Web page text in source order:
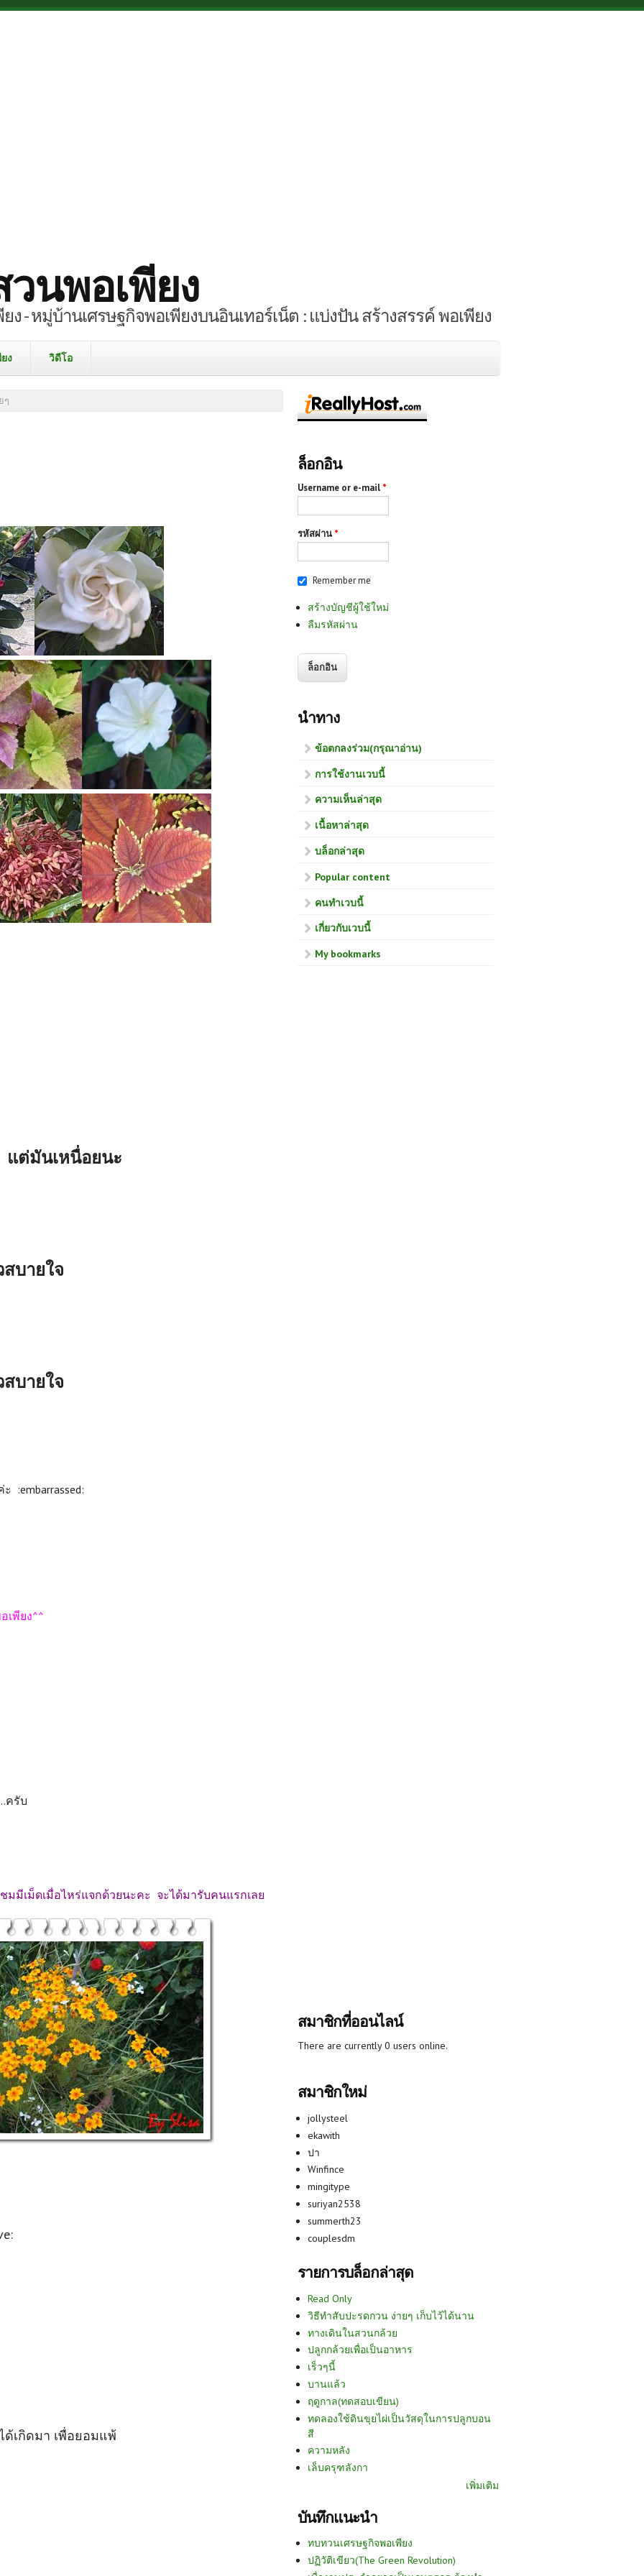
นพอเพียง
ง - หมู่บ้านเศรษฐกิจพอเพียงบนอินเทอร์เน็ต : แบ่งปัน สร้างสรรค์ พอเพียง
ง วิดีโอ
ๆ
ต่มันเหนื่อยนะ
บายใจ
บายใจ
:embarrassed:
เพียง^^
ครับ
มมีเม็ดเมื่อไหร่แจกด้วยนะคะ จะได้มารับคนแรกเลย
ด้เกิดมา เพื่อยอมแพ้
ล็อกอิน
Username or e-mail *
รหัสผ่าน *
Remember me
สร้างบัญชีผู้ใช้ใหม่
ลืมรหัสผ่าน
นำทาง
ข้อตกลงร่วม(กรุณาอ่าน)
การใช้งานเวบนี้
ความเห็นล่าสุด
เนื้อหาล่าสุด
บล็อกล่าสุด
Popular content
คนทำเวบนี้
เกี่ยวกับเวบนี้
My bookmarks
สมาชิกที่ออนไลน์
There are currently 0 users online.
สมาชิกใหม่
jollysteel
ekawith
ปา
Winfince
mingitype
suriyan2538
summerth23
couplesdm
รายการบล็อกล่าสุด
Read Only
วิธีทำสับปะรดกวน ง่ายๆ เก็บไว้ได้นาน
ทางเดินในสวนกล้วย
ปลูกกล้วยเพื่อเป็นอาหาร
เร็วๆนี้
บานแล้ว
ฤดูกาล(ทดสอบเขียน)
ทดลองใช้ดินขุยไผ่เป็นวัสดุในการปลูกบอน
สี
ความหลัง
เล็บครุฑลังกา
เพิ่มเติม
บันทึกแนะนำ
ทบทวนเศรษฐกิจพอเพียง
ปฏิวัติเขียว(The Green Revolution)